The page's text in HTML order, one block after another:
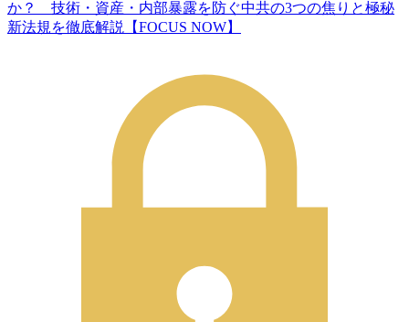
か？ 技術・資産・内部暴露を防ぐ中共の3つの焦りと極秘
新法規を徹底解説【FOCUS NOW】